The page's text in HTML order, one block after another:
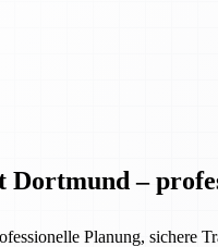
Dortmund –
Planung, sichere